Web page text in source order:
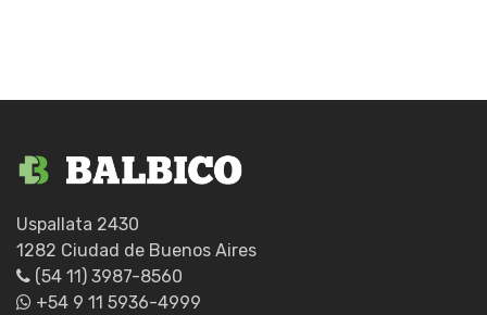
Uspallata 2430
1282 Ciudad de Buenos Aires
(54 11) 3987-8560
+54 9 11 5936-4999